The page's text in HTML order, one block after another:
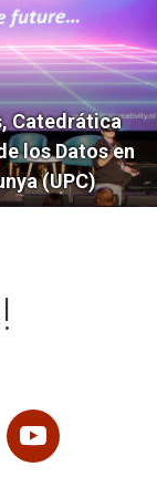
Catedrática
los Datos en
(UPC)